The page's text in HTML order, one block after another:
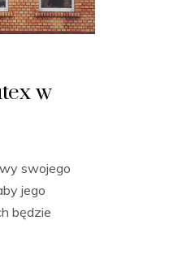
w
swojego
jego
będzie